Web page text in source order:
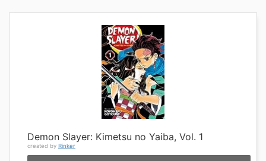
Demon Slayer: Kimetsu no Yaiba, Vol. 1
created by Rinker